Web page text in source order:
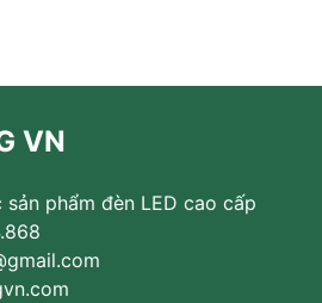
VN
phẩm đèn LED cao cấp